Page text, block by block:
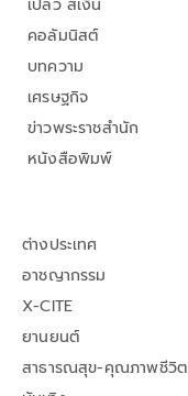
คอลัมนิสต์
บทความ
เศรษฐกิจ
ข่าวพระราชสำนัก
หนังสือพิมพ์
ต่างประเทศ
อาชญากรรม
X-CITE
ยานยนต์
สาธารณสุข-คุณภาพชีวิต